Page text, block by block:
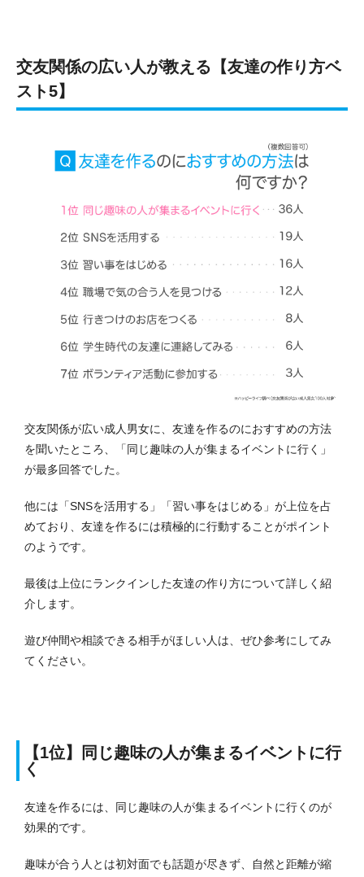
交友関係の広い人が教える【友達の作り方ベ
スト5】
交友関係が広い成人男女に、友達を作るのにおすすめの方法
を聞いたところ、「同じ趣味の人が集まるイベントに行く」
が最多回答でした。
他には「SNSを活用する」「習い事をはじめる」が上位を占
めており、友達を作るには積極的に行動することがポイント
のようです。
最後は上位にランクインした友達の作り方について詳しく紹
介します。
遊び仲間や相談できる相手がほしい人は、ぜひ参考にしてみ
てください。
【1位】同じ趣味の人が集まるイベントに行
く
友達を作るには、同じ趣味の人が集まるイベントに行くのが
効果的です。
趣味が合う人とは初対面でも話題が尽きず、自然と距離が縮